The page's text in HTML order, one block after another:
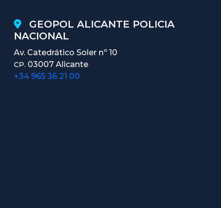
GEOPOL ALICANTE POLICIA
NACIONAL
Av. Catedrático Soler nº 10
CP. 03007 Alicante
+34 965 36 21 00